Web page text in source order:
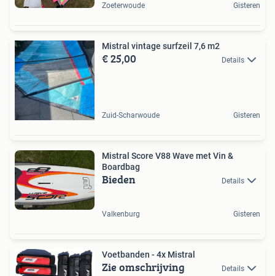
Zoeterwoude Gisteren
Mistral vintage surfzeil 7,6 m2
€ 25,00 Details
Zuid-Scharwoude Gisteren
Mistral Score V88 Wave met Vin &
Boardbag
Bieden Details
Valkenburg Gisteren
Voetbanden - 4x Mistral
Zie omschrijving Details